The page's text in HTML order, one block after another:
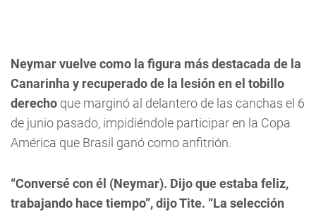
Neymar vuelve como la figura más destacada de la
Canarinha y recuperado de la lesión en el tobillo
derecho que marginó al delantero de las canchas el 6
de junio pasado, impidiéndole participar en la Copa
América que Brasil ganó como anfitrión.
“Conversé con él (Neymar). Dijo que estaba feliz,
trabajando hace tiempo”, dijo Tite. “La selección